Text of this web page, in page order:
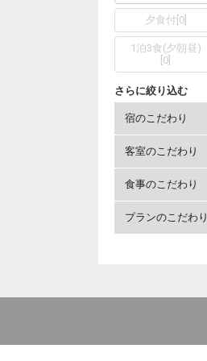
夕食付 0]
1泊3食(夕朝昼)
0
さらに絞り込む
宿のこだわり
客室のこだわり
食事のこだわり
プランのこだわり